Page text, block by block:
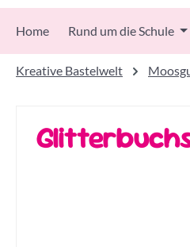
Home Rund um die Schule
Kreative Bastelwelt